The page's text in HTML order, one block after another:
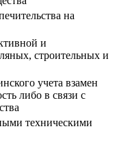
на
и
строительных и
учета взамен
либо в связи с
техническими